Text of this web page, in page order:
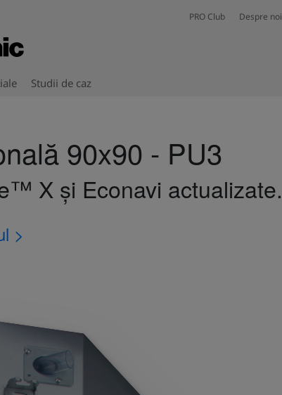
PRO Club Despre noi
Studii de caz
90x90 - PU3
X și Econavi actualizate.
>